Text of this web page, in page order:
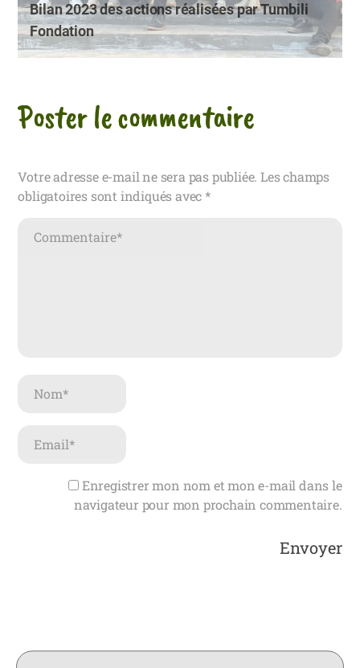
Bilan 2023 des actions réalisées par Tumbili
Fondation
Poster le commentaire
Votre adresse e-mail ne sera pas publiée. Les champs
obligatoires sont indiqués avec*
Enregistrer mon nom et mon e-mail dans le
navigateur pour mon prochain commentaire.